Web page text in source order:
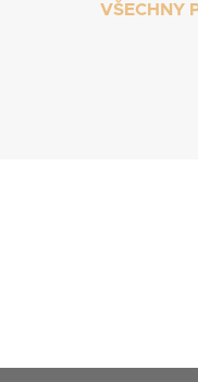
VŠECHNY